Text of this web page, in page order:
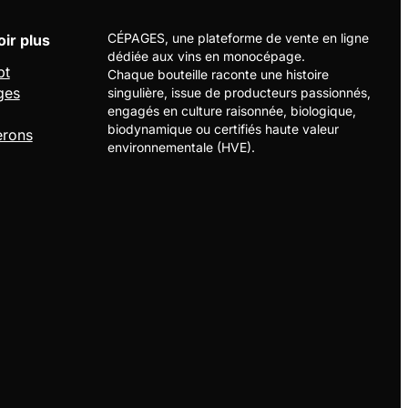
plus
CÉPAGES, une plateforme de vente en ligne
dédiée aux vins en monocépage.
Chaque bouteille raconte une histoire
singulière, issue de producteurs passionnés,
engagés en culture raisonnée, biologique,
biodynamique ou certifiés haute valeur
environnementale (HVE).